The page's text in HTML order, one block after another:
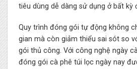
tiêu dùng dễ dàng sử dụng ở bất kỳ
Quy trình đóng gói tự động không
gian mà còn giảm thiểu sai sót so
gói thủ công. Với công nghệ ngày
đóng gói cà phê túi lọc ngày nay